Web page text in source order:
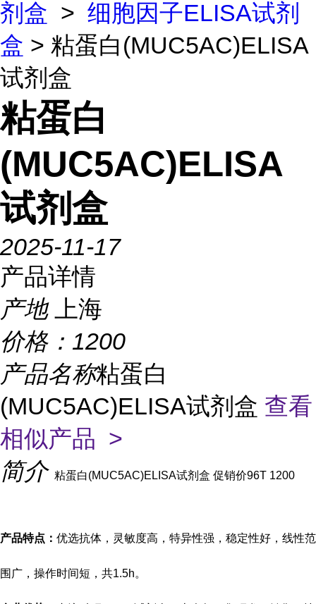
剂盒 > 细胞因子ELISA试剂
盒 > 粘蛋白(MUC5AC)ELISA
试剂盒
粘蛋白
(MUC5AC)ELISA
试剂盒
2025-11-17
产品详情
产地
上海
价格： 1200
产品名称粘蛋白
(MUC5AC)ELISA试剂盒 查看
相似产品 >
简介 粘蛋白(MUC5AC)ELISA试剂盒 促销价96T 1200
产品特点： 优选抗体，灵敏度高，特异性强，稳定性好，线性范
围广，操作时间短，共1.5h。